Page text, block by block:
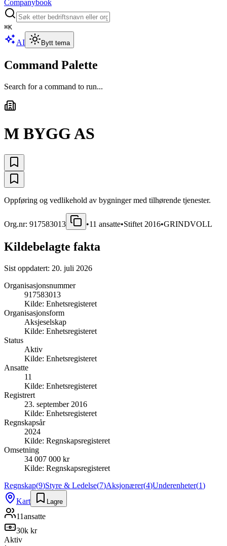
Companybook
⌘K
AI Bytt tema
Command Palette
Search for a command to run...
M BYGG AS
Oppføring og vedlikehold av bygninger med tilhørende tjenester.
Org.nr: 917583013 •11 ansatte•Stiftet 2016•GRINDVOLL
Kildebelagte fakta
Sist oppdatert: 20. juli 2026
Organisasjonsnummer
917583013
Kilde: Enhetsregisteret
Organisasjonsform
Aksjeselskap
Kilde: Enhetsregisteret
Status
Aktiv
Kilde: Enhetsregisteret
Ansatte
11
Kilde: Enhetsregisteret
Registrert
23. september 2016
Kilde: Enhetsregisteret
Regnskapsår
2024
Kilde: Regnskapsregisteret
Omsetning
34 007 000 kr
Kilde: Regnskapsregisteret
Regnskap(9)Styre & Ledelse(7)Aksjonærer(4)Underenheter(1)
Kart
Lagre
11ansatte
30k kr
Aktiv